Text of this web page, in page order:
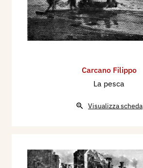
Carcano Filippo
La pesca
Visualizza scheda